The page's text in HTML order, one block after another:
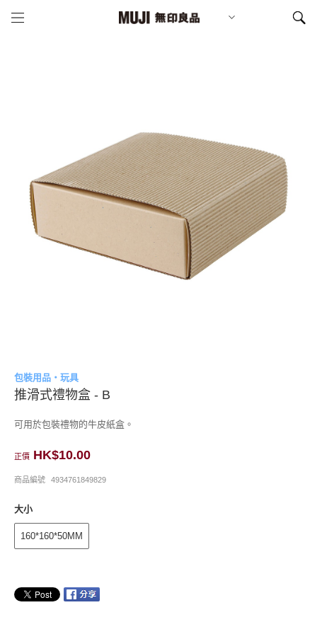
包裝用品・玩具
推滑式禮物盒 - B
可用於包裝禮物的牛皮紙盒。
正價 HK$10.00
商品編號 4934761849829
大小
160*160*50MM